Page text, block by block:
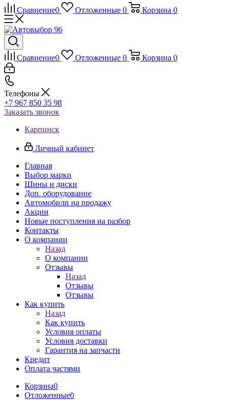
Сравнение0 Отложенные 0 Корзина 0
Сравнение0 Отложенные 0 Корзина 0
Телефоны
+7 967 850 35 98
Заказать звонок
Карпинск
Личный кабинет
Главная
Выбор марки
Шины и диски
Доп. оборудование
Автомобили на продажу
Акции
Новые поступления на разбор
Контакты
О компании
Назад
О компании
Отзывы
Назад
Отзывы
Отзывы
Как купить
Назад
Как купить
Условия оплаты
Условия доставки
Гарантия на запчасти
Кредит
Оплата частями
Корзина0
Отложенные0